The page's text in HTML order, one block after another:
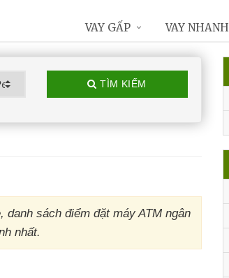
TÌM KIẾM
sách điểm đặt máy ATM ngân
nhất.
VAY GẤP VAY NHANH